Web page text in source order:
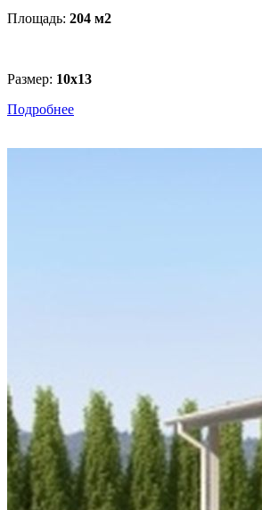
Площадь: 204 м2
Размер: 10х13
Подробнее